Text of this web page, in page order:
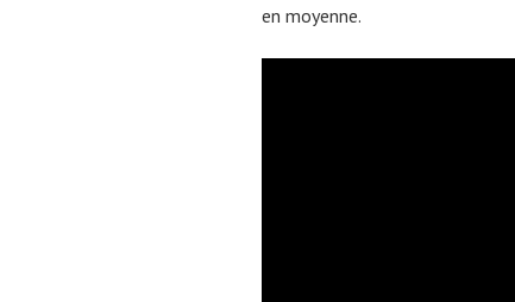
en moyenne.